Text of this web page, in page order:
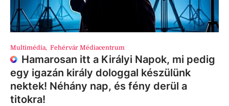
Multimédia, Fehérvár Médiacentrum
Hamarosan itt a Királyi Napok, mi pedig
egy igazán király dologgal készülünk
nektek! Néhány nap, és fény derül a
titokra!